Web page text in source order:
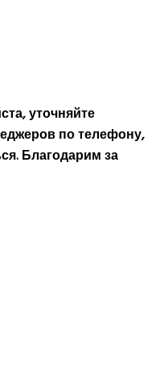
уточняйте
по телефону,
Благодарим за